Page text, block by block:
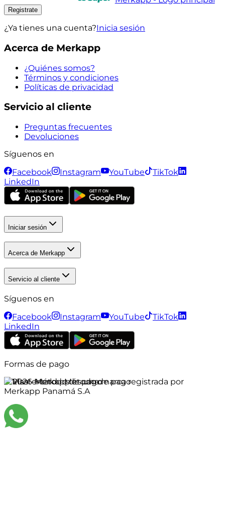
Registrate
¿Ya tienes una cuenta?Inicia sesión
Acerca de Merkapp
¿Quiénes somos?
Términos y condiciones
Políticas de privacidad
Servicio al cliente
Preguntas frecuentes
Devoluciones
Síguenos en
Facebook
Instagram YouTube
TikTok
LinkedIn
Iniciar sesión
Acerca de Merkapp
Servicio al cliente
Síguenos en
Facebook
Instagram YouTube
TikTok
LinkedIn
Formas de pago
©2026Merkapp es una marca registrada por
Merkapp Panamá S.A